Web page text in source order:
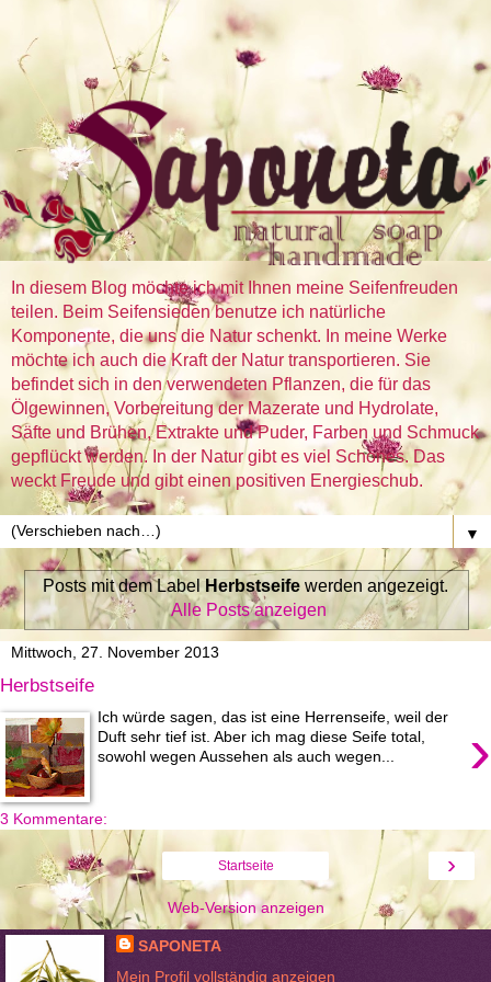
In diesem Blog möchte ich mit Ihnen meine Seifenfreuden
teilen. Beim Seifensieden benutze ich natürliche
Komponente, die uns die Natur schenkt. In meine Werke
möchte ich auch die Kraft der Natur transportieren. Sie
befindet sich in den verwendeten Pflanzen, die für das
Ölgewinnen, Vorbereitung der Mazerate und Hydrolate,
Säfte und Brühen, Extrakte und Puder, Farben und Schmuck
gepflückt werden. In der Natur gibt es viel Schönes. Das
weckt Freude und gibt einen positiven Energieschub.
▼
Posts mit dem Label Herbstseife werden angezeigt.
Alle Posts anzeigen
Mittwoch, 27. November 2013
Herbstseife
›
Ich würde sagen, das ist eine Herrenseife, weil der
Duft sehr tief ist. Aber ich mag diese Seife total,
sowohl wegen Aussehen als auch wegen...
3 Kommentare:
›
Startseite
Web-Version anzeigen
SAPONETA
Mein Profil vollständig anzeigen